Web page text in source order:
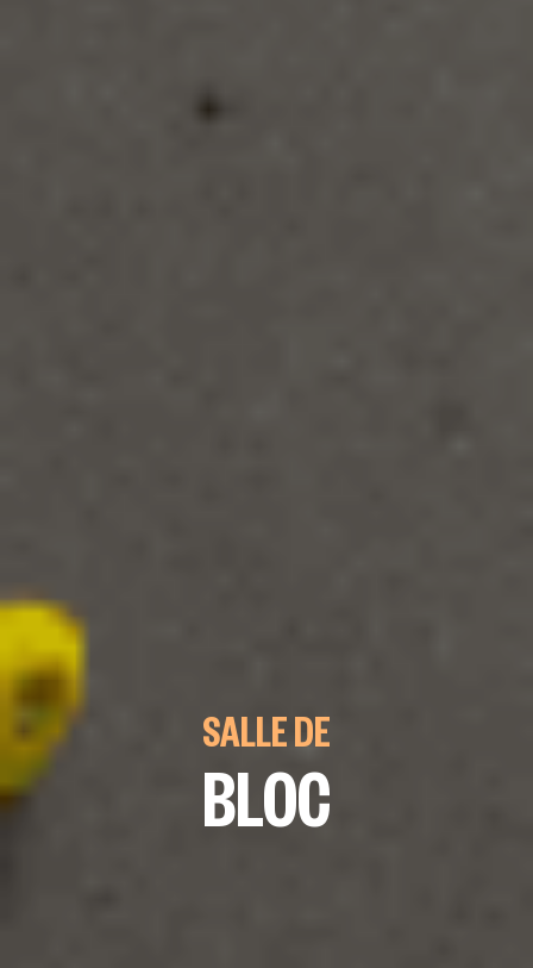
SALLE DE
BLOC